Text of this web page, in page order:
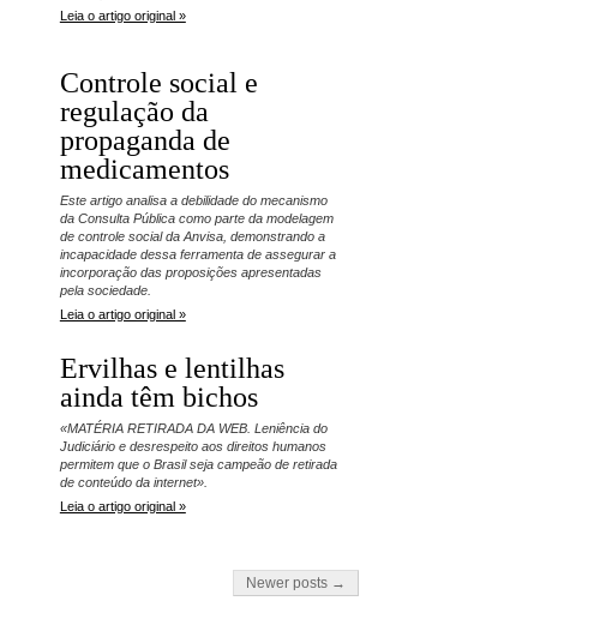
Leia o artigo original »
Controle social e
regulação da
propaganda de
medicamentos
Este artigo analisa a debilidade do mecanismo
da Consulta Pública como parte da modelagem
de controle social da Anvisa, demonstrando a
incapacidade dessa ferramenta de assegurar a
incorporação das proposições apresentadas
pela sociedade.
Leia o artigo original »
Ervilhas e lentilhas
ainda têm bichos
«MATÉRIA RETIRADA DA WEB. Leniência do
Judiciário e desrespeito aos direitos humanos
permitem que o Brasil seja campeão de retirada
de conteúdo da internet».
Leia o artigo original »
Newer posts →